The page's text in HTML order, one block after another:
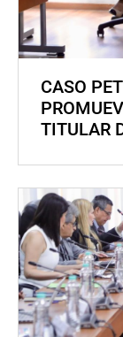
CASO
TITULAR